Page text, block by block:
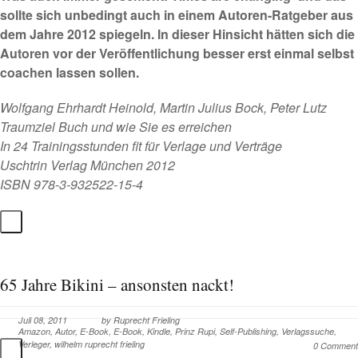
sollte sich unbedingt auch in einem Autoren-Ratgeber aus
dem Jahre 2012 spiegeln. In dieser Hinsicht hätten sich die
Autoren vor der Veröffentlichung besser erst einmal selbst
coachen lassen sollen.
Wolfgang Ehrhardt Heinold, Martin Julius Bock, Peter Lutz
Traumziel Buch und wie Sie es erreichen
In 24 Trainingsstunden fit für Verlage und Verträge
Uschtrin Verlag München 2012
ISBN 978-3-932522-15-4
65 Jahre Bikini – ansonsten nackt!
Juli 08, 2011 by Ruprecht Frieling
Amazon, Autor, E-Book, E-Book, Kindle, Prinz Rupi, Self-Publishing, Verlagssuche,
Verleger, wilhelm ruprecht frieling 0 Comment